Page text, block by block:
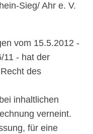
Sieg/ Ahr e. V.
vom 15.5.2012 -
11 - hat der
des
inhaltlichen
verneint.
für eine